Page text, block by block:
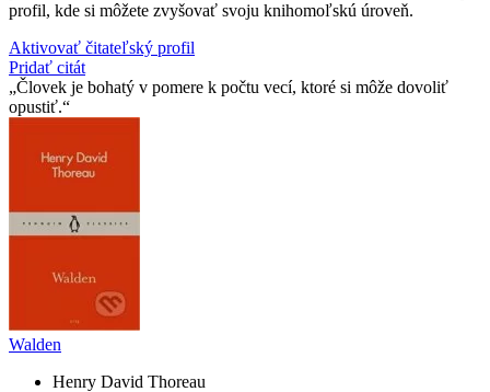
profil, kde si môžete zvyšovať svoju knihomoľskú úroveň.
Aktivovať čitateľský profil
Pridať citát
Človek je bohatý v pomere k počtu vecí, ktoré si môže dovoliť
opustiť.
Walden
Henry David Thoreau